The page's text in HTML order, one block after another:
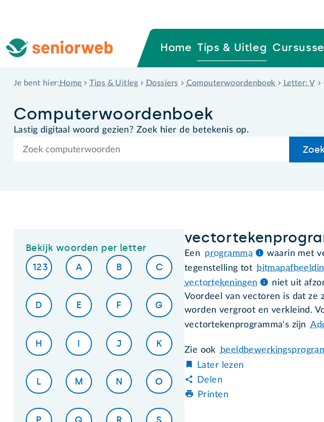
Home Tips & Uitleg
Je bent hier: Home Tips & Uitleg Dossiers Computerwoordenboek Letter: V
Computer­woordenboek
Lastig digitaal woord gezien? Zoek hier de betekenis op.
Bekijk woorden per letter
123
A B C
D E F G
H I J K
L M N O
Een programma
waarin met
tegenstelling tot
vectortekeningen
niet uit
Voordeel van vectoren is dat ze
worden vergroot en verkleind.
vectortekenprogramma's zijn
Zie ook
Later lezen
Delen
Printen